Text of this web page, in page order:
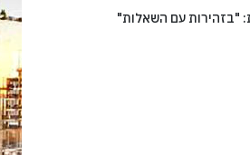
"בזהירות עם השאלות"